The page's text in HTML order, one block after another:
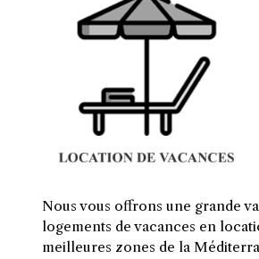
Nous vous offrons une grande
logements de vacances en
meilleures zones de la